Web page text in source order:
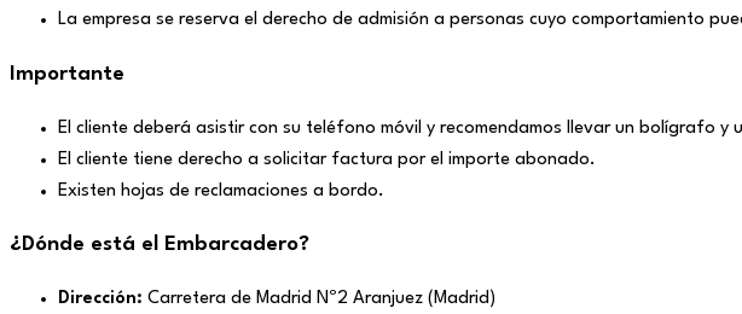
La empresa se reserva el derecho de admisión a personas cuyo comportamiento
Importante
El cliente deberá asistir con su teléfono móvil y recomendamos llevar un bolígrafo y
El cliente tiene derecho a solicitar factura por el importe abonado.
Existen hojas de reclamaciones a bordo.
¿Dónde está el Embarcadero?
Dirección: Carretera de Madrid Nº2 Aranjuez (Madrid)